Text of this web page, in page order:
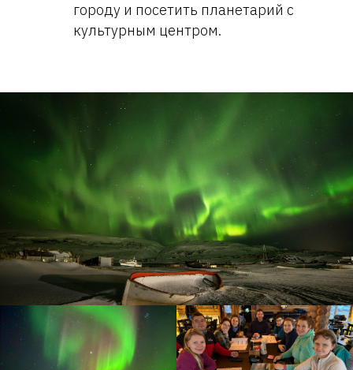
городу и посетить планетарий с
культурным центром.